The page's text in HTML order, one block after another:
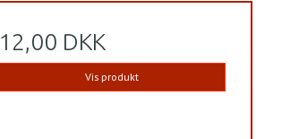
12,00 DKK
Vis produkt